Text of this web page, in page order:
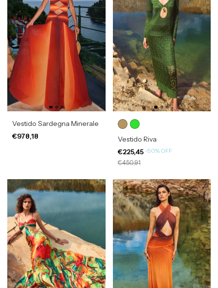
Vestido Sardegna Minerale
€978,18
Vestido Riva
€225,45 -50% OFF
€450,91